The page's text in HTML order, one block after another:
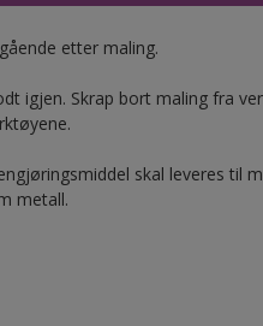
etter maling.
igjen. Skrap bort maling fra
skal leveres til
metall.